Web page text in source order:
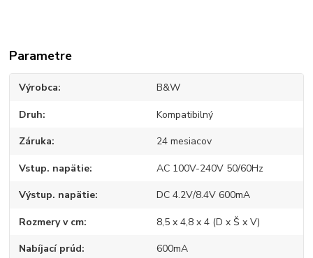
Parametre
Výrobca B&W
Druh Kompatibilný
Záruka 24 mesiacov
Vstup. napätie AC 100V-240V 50/60Hz
Výstup. napätie DC 4.2V/8.4V 600mA
Rozmery v cm 8,5 x 4,8 x 4 (D x Š x V)
Nabíjací prúd 600mA